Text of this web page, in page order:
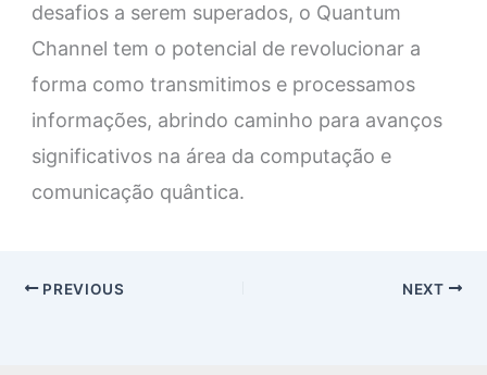
desafios a serem superados, o Quantum
Channel tem o potencial de revolucionar a
forma como transmitimos e processamos
informações, abrindo caminho para avanços
significativos na área da computação e
comunicação quântica.
PREVIOUS NEXT